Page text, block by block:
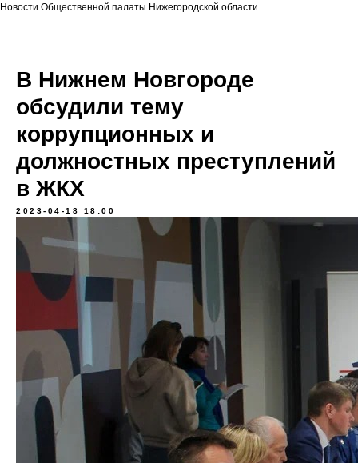
Новости Общественной палаты Нижегородской области
В Нижнем Новгороде
обсудили тему
коррупционных и
должностных преступлений
в ЖКХ
2023-04-18 18:00